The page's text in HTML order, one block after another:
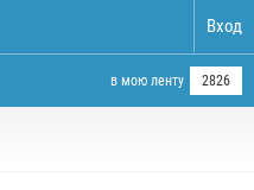
Вход
в мою ленту 2826